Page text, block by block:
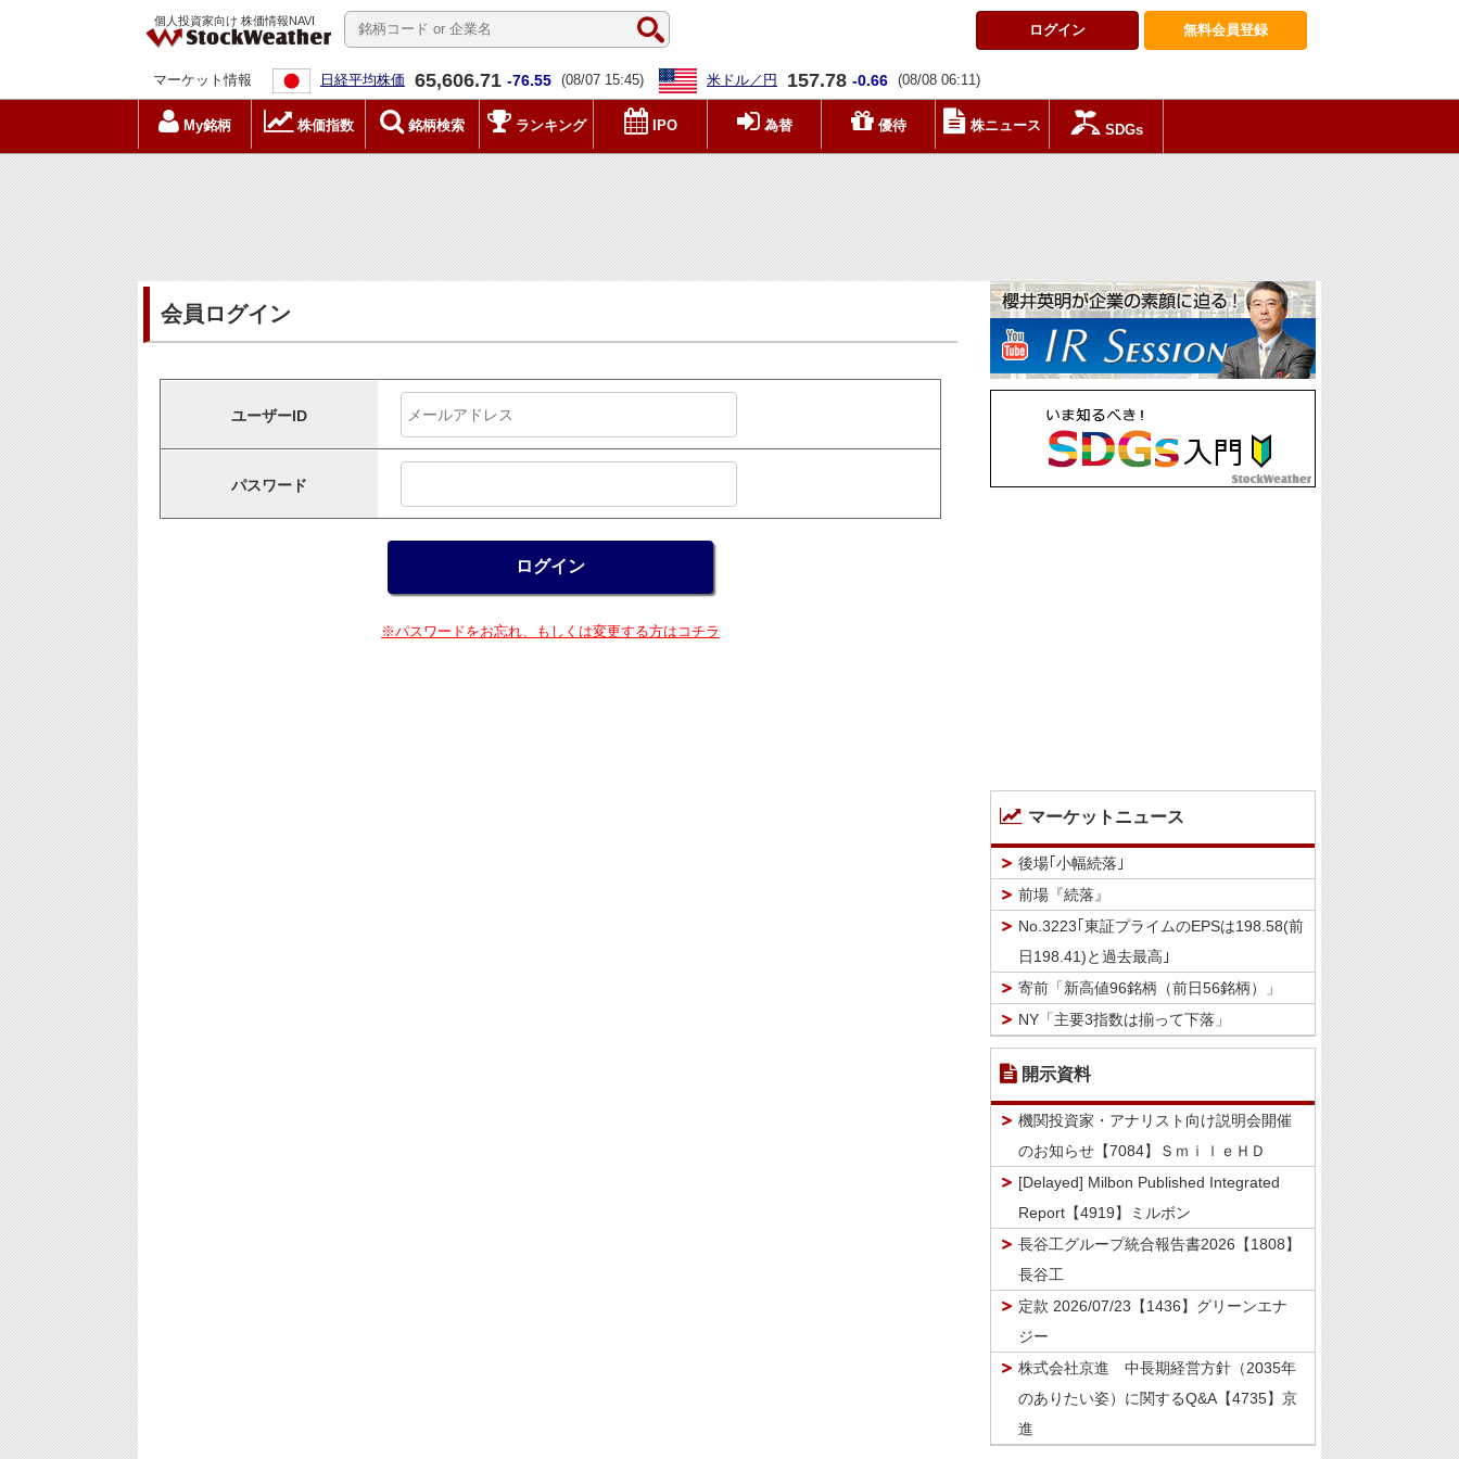
個人投資家向け 株価情報NAVI
無料会員登録
ログイン
マーケット情報 日経平均株価 65,606.71 -76.55 (08/07 15:45) 米ドル／円 157.78 -0.66 (08/08 06:11)
My銘柄 株価指数 銘柄検索 ランキング IPO 為替 優待 株ニュース SDGs
会員ログイン
ユーザーID
パスワード
※パスワードをお忘れ、もしくは変更する方はコチラ
マーケットニュース
後場｢小幅続落｣
前場『続落』
No.3223｢東証プライムのEPSは198.58(前
日198.41)と過去最高｣
寄前「新高値96銘柄（前日56銘柄）」
NY「主要3指数は揃って下落」
開示資料
機関投資家・アナリスト向け説明会開催
のお知らせ【7084】ＳｍｉｌｅＨＤ
[Delayed] Milbon Published Integrated
Report【4919】ミルボン
長谷工グループ統合報告書2026【1808】
長谷工
定款 2026/07/23【1436】グリーンエナ
ジー
株式会社京進 中長期経営方針（2035年
のありたい姿）に関するQ&A【4735】京
進